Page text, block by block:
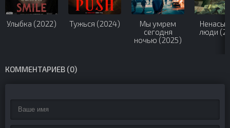
Улыбка (2022) Тужься (2024)
Мы умрем
сегодня
ночью (2025)
люди
КОММЕНТАРИЕВ (0)